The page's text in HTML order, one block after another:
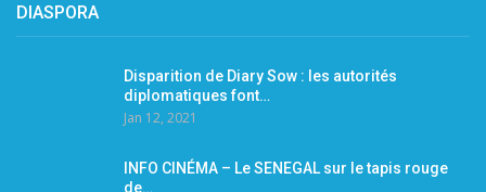
DIASPORA
Disparition de Diary Sow : les autorités
diplomatiques font…
Jan 12, 2021
INFO CINÉMA – Le SENEGAL sur le tapis rouge
de…